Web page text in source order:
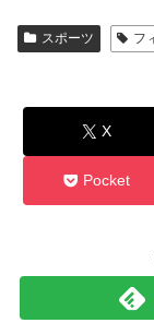
スポーツ フ
X
Pocket